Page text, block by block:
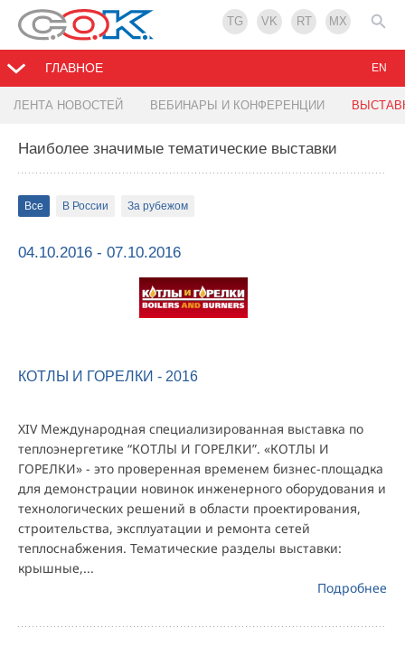
TG VK RT MX
ГЛАВНОЕ
ЛЕНТА НОВОСТЕЙ ВЕБИНАРЫ И КОНФЕРЕНЦИИ
EN
Наиболее значимые тематические выставки
Все В России За рубежом
04.10.2016 - 07.10.2016
КОТЛЫ И ГОРЕЛКИ - 2016
XIV Международная специализированная выставка по
теплоэнергетике “КОТЛЫ И ГОРЕЛКИ”. «КОТЛЫ И
ГОРЕЛКИ» - это проверенная временем бизнес-площадка
для демонстрации новинок инженерного оборудования и
технологических решений в области проектирования,
строительства, эксплуатации и ремонта сетей
теплоснабжения. Тематические разделы выставки:
крышные,...
Подробнее